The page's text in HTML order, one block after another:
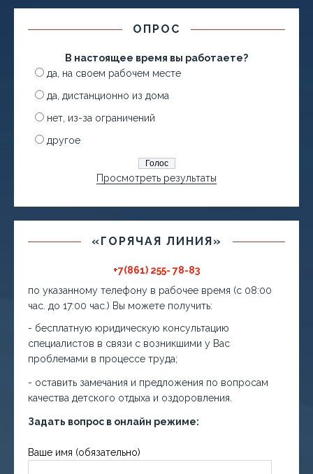
ОПРОС
В настоящее время вы работаете?
да, на своем рабочем месте
да, дистанционно из дома
нет, из-за ограничений
другое
Просмотреть результаты
«ГОРЯЧАЯ ЛИНИЯ»
+7(861) 255- 78-83
по указанному телефону в рабочее время (с 08:00
час. до 17:00 час.) Вы можете получить:
- бесплатную юридическую консультацию
специалистов в связи с возникшими у Вас
проблемами в процессе труда;
- оставить замечания и предложения по вопросам
качества детского отдыха и оздоровления.
Задать вопрос в онлайн режиме:
Ваше имя (обязательно)